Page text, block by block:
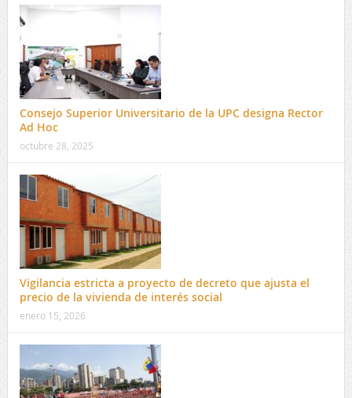
Consejo Superior Universitario de la UPC designa Rector
Ad Hoc
octubre 28, 2025
Vigilancia estricta a proyecto de decreto que ajusta el
precio de la vivienda de interés social
enero 15, 2026